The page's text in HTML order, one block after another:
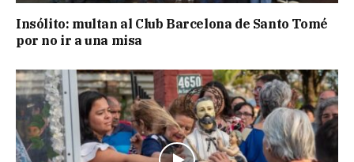
Insólito: multan al Club Barcelona de Santo Tomé
por no ir a una misa